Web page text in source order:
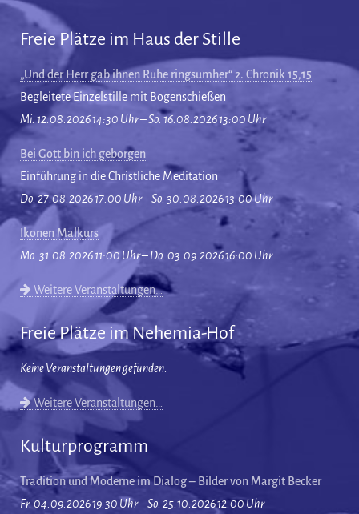
Freie Plätze im Haus der Stille
„Und der Herr gab ihnen Ruhe ringsumher“ 2. Chronik 15,15
Begleitete Einzelstille mit Bogenschießen
Mi. 12.08.2026 14:30 Uhr – So. 16.08.2026 13:00 Uhr
Bei Gott bin ich geborgen
Einführung in die Christliche Meditation
Do. 27.08.2026 17:00 Uhr – So. 30.08.2026 13:00 Uhr
Ikonen Malkurs
Mo. 31.08.2026 11:00 Uhr – Do. 03.09.2026 16:00 Uhr
Weitere Veranstaltungen…
Freie Plätze im Nehemia-Hof
Keine Veranstaltungen gefunden.
Weitere Veranstaltungen…
Kulturprogramm
Tradition und Moderne im Dialog – Bilder von Margit Becker
Fr. 04.09.2026 19:30 Uhr – So. 25.10.2026 12:00 Uhr